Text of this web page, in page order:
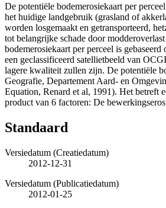
De potentiële bodemerosiekaart per
het huidige landgebruik (grasland of
worden losgemaakt en getransporteerd,
tot belangrijke schade door
bodemerosiekaart per perceel is
een geclassificeerd satellietbeeld van
lagere kwaliteit zullen zijn. De potentiële
Geografie, Departement Aard- en
Equation, Renard et al, 1991). Het betreft
product van 6 factoren: De
Standaard
Versiedatum (Creatiedatum)
2012-12-31
Versiedatum (Publicatiedatum)
2012-01-25